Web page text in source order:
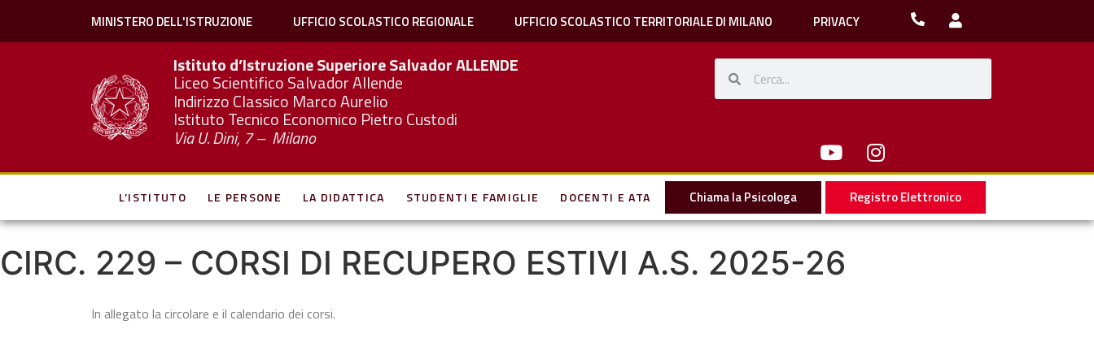
MINISTERO DELL'ISTRUZIONE UFFICIO SCOLASTICO REGIONALE UFFICIO SCOLASTICO TERRITORIALE DI MILANO PRIVACY
Istituto d’Istruzione Superiore SalvadorALLENDE
Liceo Scientifico Salvador Allende
Indirizzo Classico Marco Aurelio
Istituto Tecnico Economico Pietro Custodi
Via U. Dini, 7 – Milano
L’ISTITUTO LE PERSONE LA DIDATTICA STUDENTI E FAMIGLIE DOCENTI E ATA Chiama la Psicologa Registro Elettronico
CIRC. 229 – CORSI DI RECUPERO ESTIVI A.S. 2025-26
In allegato la circolare e il calendario dei corsi.